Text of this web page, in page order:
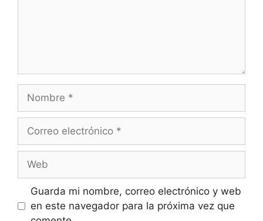
Guarda mi nombre, correo electrónico y web
en este navegador para la próxima vez que